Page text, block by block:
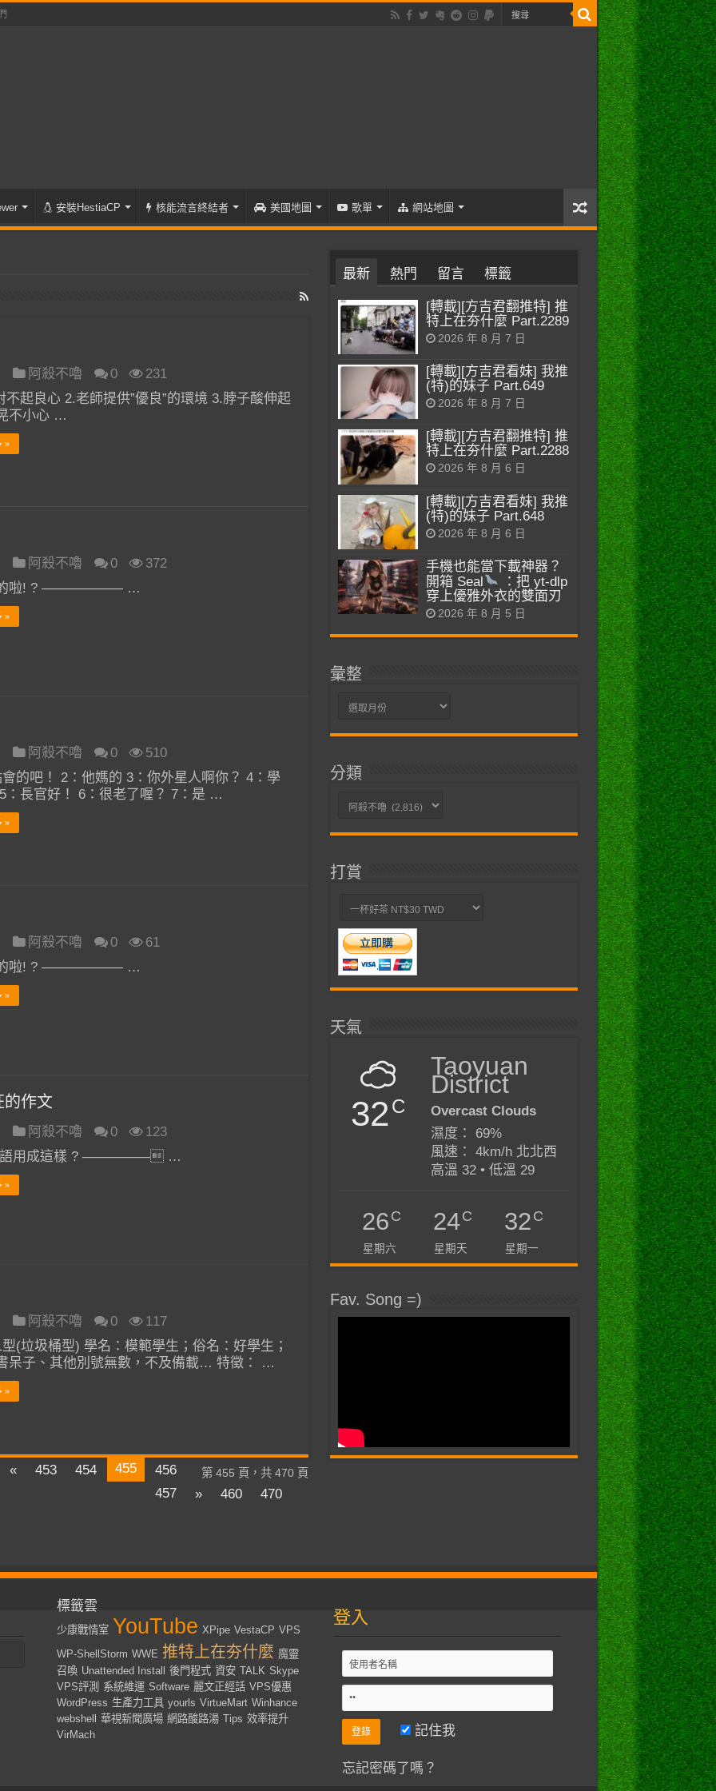
安裝HestiaCP 核能流言終結者 美國地圖 歌單 網站地圖
阿殺不嚕 0
231
不起良心 2.老師提供”優良”的環境 3.脖子酸伸起
不小心 …
»
阿殺不嚕 0
372
的啦! ? —————— …
»
阿殺不嚕 0
510
的吧！ 2：他媽的 3：你外星人啊你？ 4：學
：長官好！ 6：很老了喔？ 7：是 …
»
阿殺不嚕 0
61
的啦! ? —————— …
»
的作文
阿殺不嚕 0
123
語用成這樣 ? ————— …
»
阿殺不嚕 0
117
(垃圾桶型) 學名：模範學生；俗名：好學生；
呆子、其他別號無數，不及備載… 特徵： …
»
第 455 頁，共 470 頁
« 453 454 455
456
457
» 460 470
最新 熱門 留言 標籤
[轉載][方吉君翻推特] 推
特上在夯什麼 Part.2289
2026 年 8 月 7 日
[轉載][方吉君看妹] 我推
(特)的妹子 Part.649
2026 年 8 月 7 日
[轉載][方吉君翻推特] 推
特上在夯什麼 Part.2288
2026 年 8 月 6 日
[轉載][方吉君看妹] 我推
(特)的妹子 Part.648
2026 年 8 月 6 日
手機也能當下載神器？
開箱 Seal
：把 yt-dlp
穿上優雅外衣的雙面刃
2026 年 8 月 5 日
彙整
彙
分類
分
打賞
天氣
32C
Taoyuan
District
Overcast Clouds
濕度： 69%
風速： 4km/h 北北西
高溫 32 • 低溫 29
26C
星期六
24C
星期天
32C
星期一
Fav. Song =)
標籤雲
少康戰情室 YouTube XPipe VestaCP VPS
WP-ShellStorm WWE 推特上在夯什麼 魔靈
召喚 Unattended Install 後門程式 資安 TALK Skype
VPS評測 系統維運 Software 麗文正經話 VPS優惠
WordPress 生產力工具 yourls VirtueMart Winhance
webshell
華視新聞廣場 網路酸路湯 Tips 效率提升
VirMach
登入
記住我
忘記密碼了嗎？